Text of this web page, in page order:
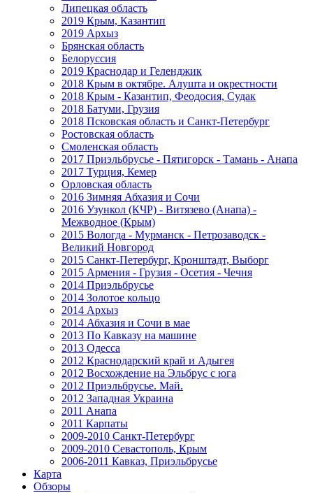
Липецкая область
2019 Крым, Казантип
2019 Архыз
Брянская область
Белоруссия
2019 Краснодар и Геленджик
2018 Крым в октябре. Алушта и окрестности
2018 Крым - Казантип, Феодосия, Судак
2018 Батуми, Грузия
2018 Псковская область и Санкт-Петербург
Ростовская область
Смоленская область
2017 Приэльбрусье - Пятигорск - Тамань - Анапа
2017 Турция, Кемер
Орловская область
2016 Зимняя Абхазия и Сочи
2016 Узункол (КЧР) - Витязево (Анапа) -
Межводное (Крым)
2015 Вологда - Мурманск - Петрозаводск -
Великий Новгород
2015 Санкт-Петербург, Кронштадт, Выборг
2015 Армения - Грузия - Осетия - Чечня
2014 Приэльбрусье
2014 Золотое кольцо
2014 Архыз
2014 Абхазия и Сочи в мае
2013 По Кавказу на машине
2013 Одесса
2012 Краснодарский край и Адыгея
2012 Восхождение на Эльбрус с юга
2012 Приэльбрусье. Май.
2012 Западная Украина
2011 Анапа
2011 Карпаты
2009-2010 Санкт-Петербург
2009-2010 Севастополь, Крым
2006-2011 Кавказ, Приэльбрусье
Карта
Обзоры